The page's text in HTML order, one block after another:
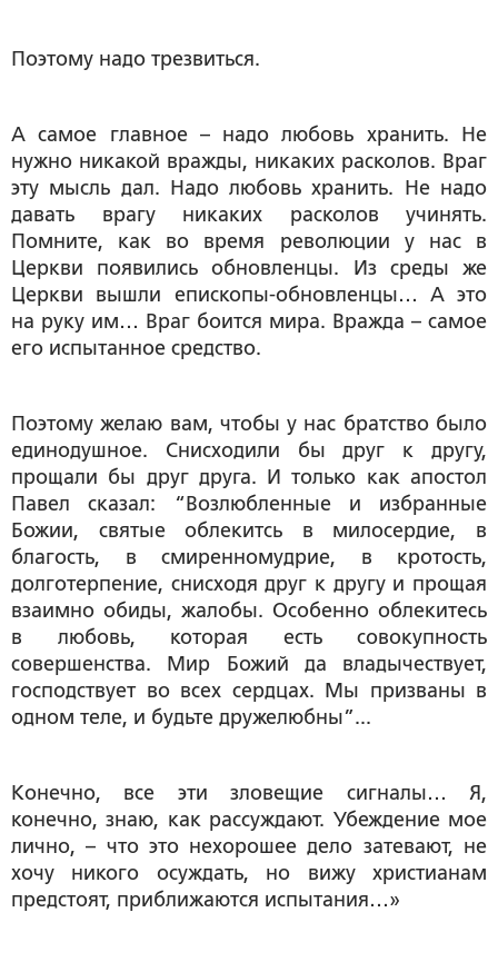
Поэтому надо трезвиться.
А самое главное – надо любовь хранить. Не
нужно никакой вражды, никаких расколов. Враг
эту мысль дал. Надо любовь хранить. Не надо
давать врагу никаких расколов учинять.
Помните, как во время революции у нас в
Церкви появились обновленцы. Из среды же
Церкви вышли епископы-обновленцы… А это
на руку им… Враг боится мира. Вражда – самое
его испытанное средство.
Поэтому желаю вам, чтобы у нас братство было
единодушное. Снисходили бы друг к другу,
прощали бы друг друга. И только как апостол
Павел сказал: “Возлюбленные и избранные
Божии, святые облекитсь в милосердие, в
благость, в смиренномудрие, в кротость,
долготерпение, снисходя друг к другу и прощая
взаимно обиды, жалобы. Особенно облекитесь
в любовь, которая есть совокупность
совершенства. Мир Божий да владычествует,
господствует во всех сердцах. Мы призваны в
одном теле, и будьте дружелюбны”...
Конечно, все эти зловещие сигналы… Я,
конечно, знаю, как рассуждают. Убеждение мое
лично, – что это нехорошее дело затевают, не
хочу никого осуждать, но вижу христианам
предстоят, приближаются испытания…»